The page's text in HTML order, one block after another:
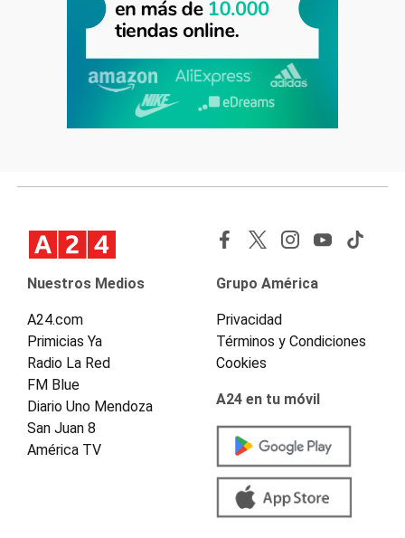
Nuestros Medios
A24.com
Primicias Ya
Radio La Red
FM Blue
Diario Uno Mendoza
San Juan 8
América TV
Grupo América
Privacidad
Términos y Condiciones
Cookies
A24 en tu móvil